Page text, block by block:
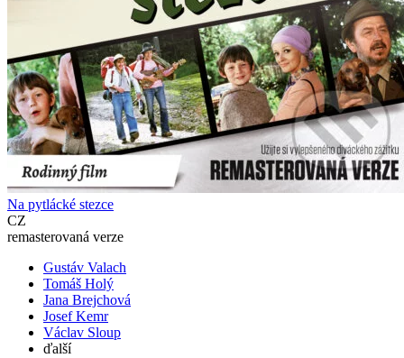
Na pytlácké stezce
CZ
remasterovaná verze
Gustáv Valach
Tomáš Holý
Jana Brejchová
Josef Kemr
Václav Sloup
ďalší